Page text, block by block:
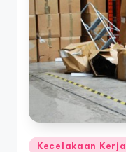
Posted
Kecelakaan Kerja